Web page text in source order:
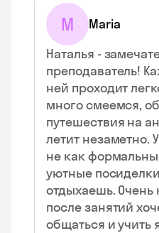
M Maria
Наталья -
преподаватель!
ней проходит
много смеемся,
путешествия на
летит
не как
уютные
отдыхаешь. Очень
после занятий
общаться и учить